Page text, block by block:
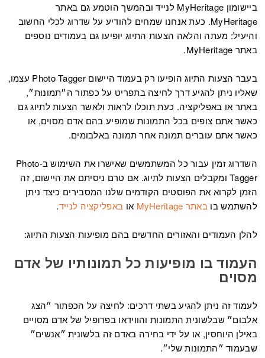
ביישומון MyHeritage לנייד ובהמשך הוטמע גם באתר
MyHeritage. כעת אנחנו שמחים להודיע על שדרוג לכלי החשוב
והיעיל: מעתה והלאה הצעות התיוג יופיעו גם בעמודים נוספים
באתר MyHeritage.
בעבר הצעות התיוג הופיעו רק בעמוד היישום Photo Tagger עצמו,
שאליו ניתן להגיע דרך לחיצה בתפריט על כפתור ה״תמונות״,
באתר או באפליקציה. כעת תוכלו לראות ולאשר הצעות לתיוג גם
כאשר אתם צופים בכל התמונות שמופיע בהם אדם מסוים, או
כאשר אתם עוברים תמונה אחר תמונה באלבומים.
השדרוג זמין עבור כל המשתמשים שאישרו את השימוש ב-Photo
Tagger ומקבלים הצעות לתיוג. אם טרם ניסיתם את היישום, זה
הזמן לקרוא את הפוסטים הקודמים שלנו המסבירים כיצד ניתן
להשתמש בו באתר MyHeritage או באפליקציה לנייד.
להלן העמודים והאזורים החדשים בהם מופיעות הצעות התיוג:
העמוד בו מופיעות כל תמונותיו של אדם
מסוים
לעמוד זה ניתן להגיע בשתי דרכים: לחיצה על הכפתור ״הצג
אלבום״ שבלשונית התמונות והווידאו בפרופיל של אדם מסויים
באילן היוחסין, או על ידי בחירה באדם זה בלשונית ״אנשים״
שבעמוד ״התמונות שלי״.